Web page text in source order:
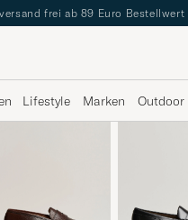
frei ab 89 Euro Bestellwert
Lifestyle Marken Outdoor